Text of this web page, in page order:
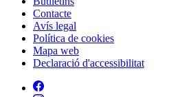
Peu
Contacte
Avís legal
Política de cookies
Mapa web
Declaració d'accessibilitat